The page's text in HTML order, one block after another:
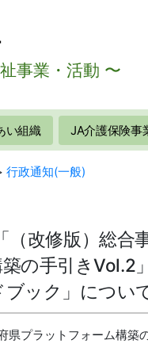
事業・活動 〜
い組織 JA介護保険事
行政通知(一般)
（改修版）総
の手引きVol.2
ック」につい
県プラットフォーム構